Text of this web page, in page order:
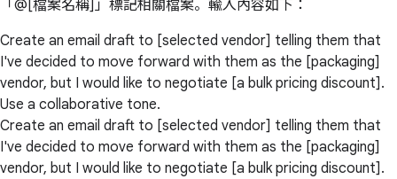
「@[檔案名稱]」標記相關檔案。輸入內容如下：
Create an email draft to [selected vendor] telling them that
I've decided to move forward with them as the [packaging]
vendor, but I would like to negotiate [a bulk pricing discount].
Use a collaborative tone.
Create an email draft to [selected vendor] telling them that
I've decided to move forward with them as the [packaging]
vendor, but I would like to negotiate [a bulk pricing discount].